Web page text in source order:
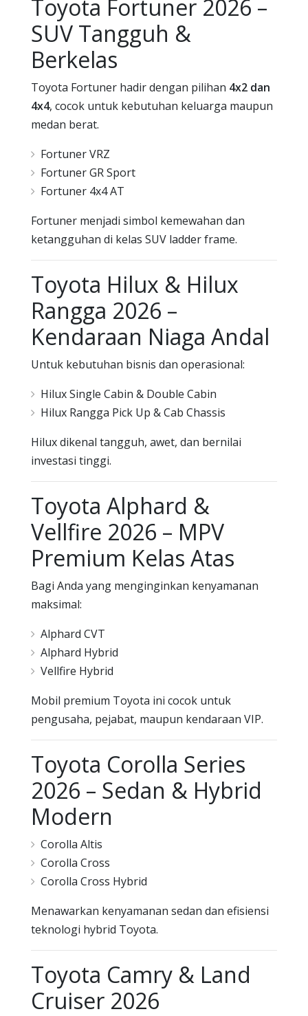
Toyota Fortuner 2026 –
SUV Tangguh &
Berkelas
Toyota Fortuner hadir dengan pilihan 4x2 dan
4x4, cocok untuk kebutuhan keluarga maupun
medan berat.
Fortuner VRZ
Fortuner GR Sport
Fortuner 4x4 AT
Fortuner menjadi simbol kemewahan dan
ketangguhan di kelas SUV ladder frame.
Toyota Hilux & Hilux
Rangga 2026 –
Kendaraan Niaga Andal
Untuk kebutuhan bisnis dan operasional:
Hilux Single Cabin & Double Cabin
Hilux Rangga Pick Up & Cab Chassis
Hilux dikenal tangguh, awet, dan bernilai
investasi tinggi.
Toyota Alphard &
Vellfire 2026 – MPV
Premium Kelas Atas
Bagi Anda yang menginginkan kenyamanan
maksimal:
Alphard CVT
Alphard Hybrid
Vellfire Hybrid
Mobil premium Toyota ini cocok untuk
pengusaha, pejabat, maupun kendaraan VIP.
Toyota Corolla Series
2026 – Sedan & Hybrid
Modern
Corolla Altis
Corolla Cross
Corolla Cross Hybrid
Menawarkan kenyamanan sedan dan efisiensi
teknologi hybrid Toyota.
Toyota Camry & Land
Cruiser 2026